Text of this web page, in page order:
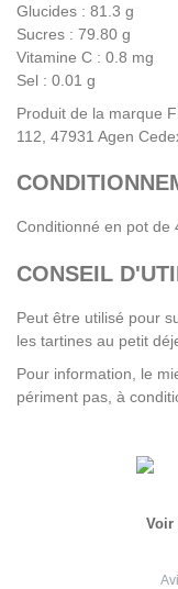
Glucides : 81.3 g
Sucres : 79.80 g
Vitamine C : 0.8 mg
Sel : 0.01 g
Produit de la marque
112, 47931 Agen
Conditionné en pot de
CONSEIL
Peut être utilisé pour
les tartines au petit
Pour information, le
périment pas, à
Voir